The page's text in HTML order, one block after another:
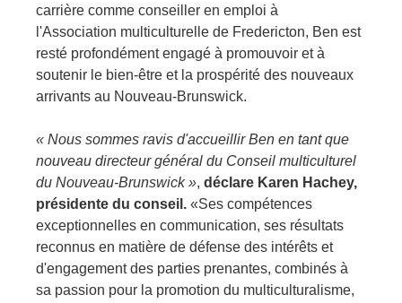
carrière comme conseiller en emploi à
l'Association multiculturelle de Fredericton, Ben est
resté profondément engagé à promouvoir et à
soutenir le bien-être et la prospérité des nouveaux
arrivants au Nouveau-Brunswick.
« Nous sommes ravis d'accueillir Ben en tant que
nouveau directeur général du Conseil multiculturel
du Nouveau-Brunswick », déclare Karen Hachey,
présidente du conseil. «Ses compétences
exceptionnelles en communication, ses résultats
reconnus en matière de défense des intérêts et
d'engagement des parties prenantes, combinés à
sa passion pour la promotion du multiculturalisme,